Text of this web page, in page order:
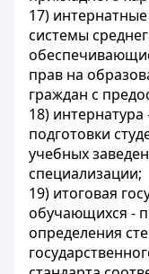
17)
системы
прав на
граждан с
18)
подготовки
учебных
специализации;
19) итоговая
обучающихся -
определения